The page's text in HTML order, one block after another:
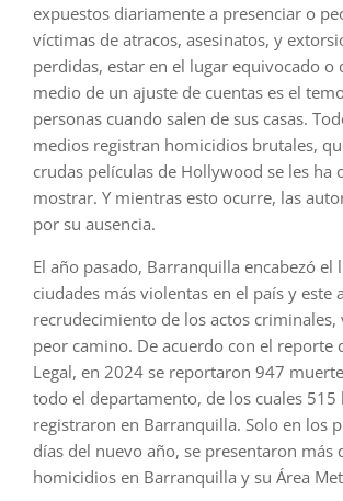
expuestos diariamente a presenciar o
víctimas de atracos, asesinatos, y
perdidas, estar en el lugar equivocado o
medio de un ajuste de cuentas es el
personas cuando salen de sus casas.
medios registran homicidios brutales,
crudas películas de Hollywood se les ha
mostrar. Y mientras esto ocurre, las
por su ausencia.
El año pasado, Barranquilla encabezó el
ciudades más violentas en el país y este
recrudecimiento de los actos criminales,
peor camino. De acuerdo con el reporte
Legal, en 2024 se reportaron 947
todo el departamento, de los cuales 515
registraron en Barranquilla. Solo en los
días del nuevo año, se presentaron más
homicidios en Barranquilla y su Área